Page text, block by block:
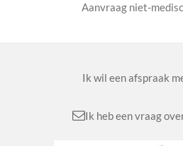
Aanvraag niet-
Ik wil een afspraak
Ik heb een vraag